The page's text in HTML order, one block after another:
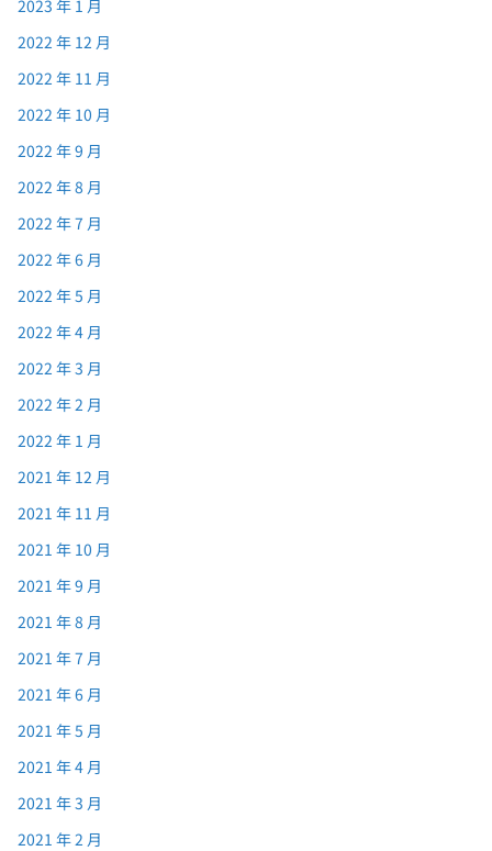
2023 年 1 月
2022 年 12 月
2022 年 11 月
2022 年 10 月
2022 年 9 月
2022 年 8 月
2022 年 7 月
2022 年 6 月
2022 年 5 月
2022 年 4 月
2022 年 3 月
2022 年 2 月
2022 年 1 月
2021 年 12 月
2021 年 11 月
2021 年 10 月
2021 年 9 月
2021 年 8 月
2021 年 7 月
2021 年 6 月
2021 年 5 月
2021 年 4 月
2021 年 3 月
2021 年 2 月